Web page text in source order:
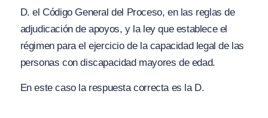
D. el Código General del Proceso, en las reglas de
adjudicación de apoyos, y la ley que establece el
régimen para el ejercicio de la capacidad legal de las
personas con discapacidad mayores de edad.
En este caso la respuesta correcta es la D.